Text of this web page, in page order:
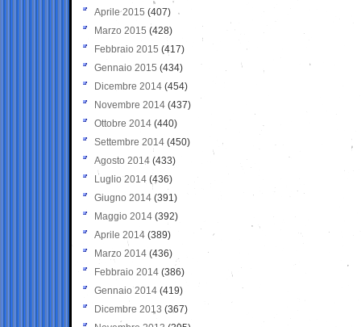
Aprile 2015 (407)
Marzo 2015 (428)
Febbraio 2015 (417)
Gennaio 2015 (434)
Dicembre 2014 (454)
Novembre 2014 (437)
Ottobre 2014 (440)
Settembre 2014 (450)
Agosto 2014 (433)
Luglio 2014 (436)
Giugno 2014 (391)
Maggio 2014 (392)
Aprile 2014 (389)
Marzo 2014 (436)
Febbraio 2014 (386)
Gennaio 2014 (419)
Dicembre 2013 (367)